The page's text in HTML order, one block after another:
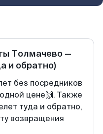
Толмачево—
и обратно)
без посредников
цене🙌. Также
туда и обратно,
возвращения